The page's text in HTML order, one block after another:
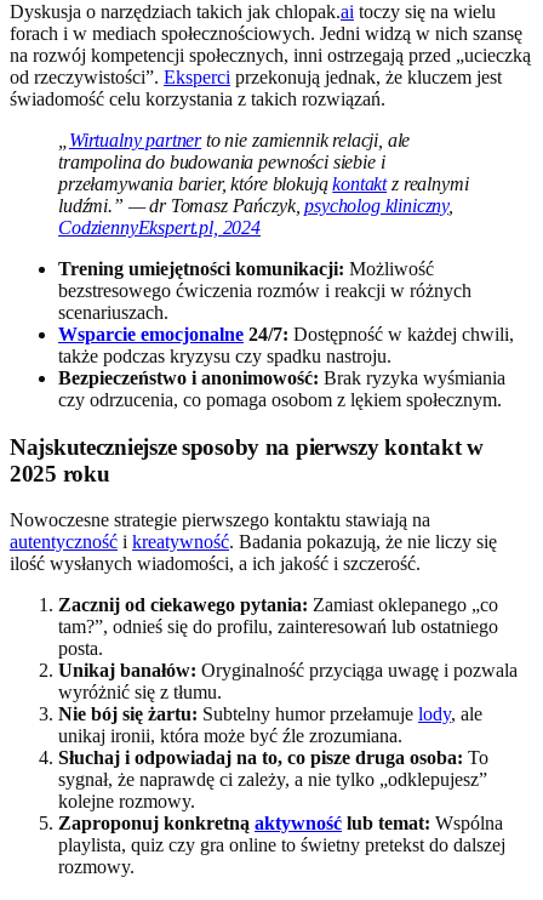
Dyskusja o narzędziach takich jak chlopak.ai toczy się na wielu
forach i w mediach społecznościowych. Jedni widzą w nich szansę
na rozwój kompetencji społecznych, inni ostrzegają przed „ucieczką
od rzeczywistości”. Eksperci przekonują jednak, że kluczem jest
świadomość celu korzystania z takich rozwiązań.
Wirtualny partnerto nie zamiennik relacji, ale
trampolina do budowania pewności siebie i
przełamywania barier, które blokująkontaktz realnymi
ludźmi.” — dr Tomasz Pańczyk,psycholog kliniczny,
CodziennyEkspert.pl, 2024
Trening umiejętności komunikacji: Możliwość
bezstresowego ćwiczenia rozmów i reakcji w różnych
scenariuszach.
Wsparcie emocjonalne 24/7: Dostępność w każdej chwili,
także podczas kryzysu czy spadku nastroju.
Bezpieczeństwo i anonimowość: Brak ryzyka wyśmiania
czy odrzucenia, co pomaga osobom z lękiem społecznym.
Najskuteczniejsze sposoby na pierwszy kontakt w
2025 roku
Nowoczesne strategie pierwszego kontaktu stawiają na
autentyczność i kreatywność. Badania pokazują, że nie liczy się
ilość wysłanych wiadomości, a ich jakość i szczerość.
Zacznij od ciekawego pytania: Zamiast oklepanego „co
tam?”, odnieś się do profilu, zainteresowań lub ostatniego
posta.
Unikaj banałów: Oryginalność przyciąga uwagę i pozwala
wyróżnić się z tłumu.
Nie bój się żartu: Subtelny humor przełamuje lody, ale
unikaj ironii, która może być źle zrozumiana.
Słuchaj i odpowiadaj na to, co pisze druga osoba: To
sygnał, że naprawdę ci zależy, a nie tylko „odklepujesz”
kolejne rozmowy.
Zaproponuj konkretną aktywność lub temat: Wspólna
playlista, quiz czy gra online to świetny pretekst do dalszej
rozmowy.